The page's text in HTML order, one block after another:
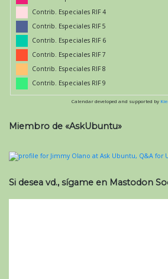
Contrib. Especiales RIF 4
Contrib. Especiales RIF 5
Contrib. Especiales RIF 6
Contrib. Especiales RIF 7
Contrib. Especiales RIF 8
Contrib. Especiales RIF 9
Calendar developed and supported by
Miembro de «AskUbuntu»
Si desea vd., sígame en Mastodon